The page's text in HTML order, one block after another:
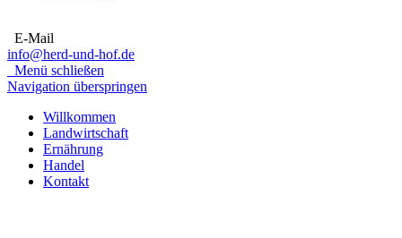
E-Mail
info@herd-und-hof.de
Menü schließen
Navigation überspringen
Willkommen
Landwirtschaft
Ernährung
Handel
Kontakt